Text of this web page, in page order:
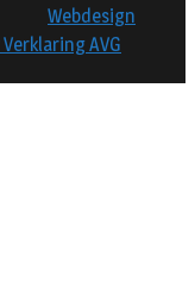
Webdesign
AVG